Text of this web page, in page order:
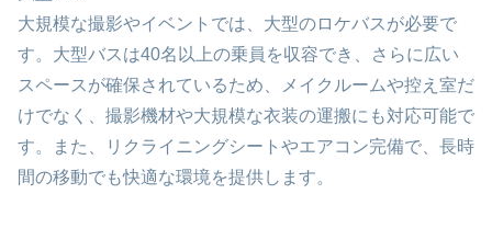
大規模な撮影やイベントでは、大型のロケバスが必要で
す。大型バスは40名以上の乗員を収容でき、さらに広い
スペースが確保されているため、メイクルームや控え室だ
けでなく、撮影機材や大規模な衣装の運搬にも対応可能で
す。また、リクライニングシートやエアコン完備で、長時
間の移動でも快適な環境を提供します。